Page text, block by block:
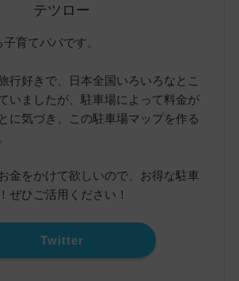
テツロー
育てパパです。
行好きで、日本全国いろいろなとこ
いましたが、駐車場によって料金が
に気づき、この駐車場マップを作る
金をかけて欲しいので、お得な駐車
ぜひご活用ください！
Twitter